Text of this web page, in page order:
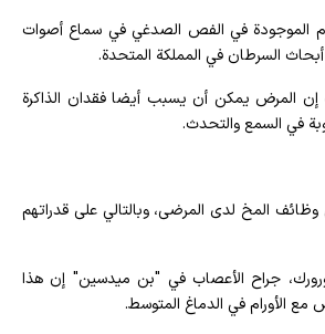
الموجودة في الفص الصدغي في سماع أصوات
السرطان في المملكة المتحدة.
إن المرض يمكن أن يسبب أيضا فقدان الذاكرة
في السمع والتحدث.
وظائف المخ لدى المرضى، وبالتالي على قدراتهم
جراح الأعصاب في "بن ميدسين" إن هذا
الأورام في الدماغ المتوسط.